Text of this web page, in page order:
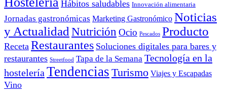
Hábitos saludables Innovación alimentaria
Jornadas gastronómicas Marketing Gastronómico Noticias
y Actualidad Nutrición Ocio Pescados Producto
Receta Restaurantes Soluciones digitales para bares y
restaurantes Streetfood Tapa de la Semana Tecnología en la
hostelería Tendencias Turismo Viajes y Escapadas
Vino